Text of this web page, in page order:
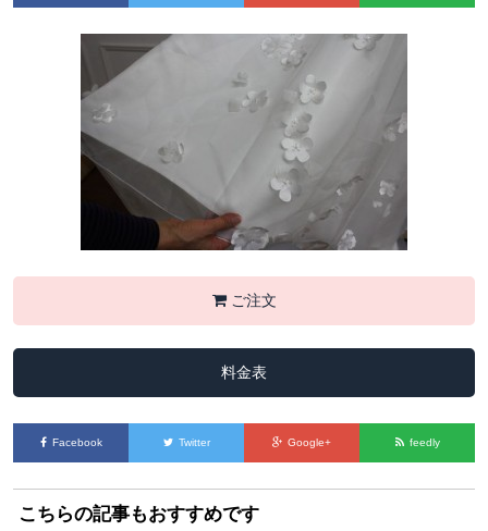
ご注文
料金表
Facebook Twitter Google+ feedly
こちらの記事もおすすめです